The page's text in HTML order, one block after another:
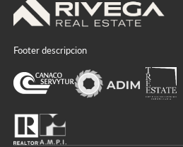
Footer descripcion